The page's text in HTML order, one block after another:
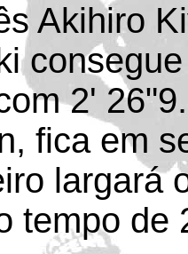
Akihiro
2'
fica em
largará
tempo de